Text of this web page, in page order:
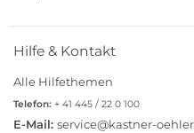
Hilfe & Kontakt
Alle Hilfethemen
Telefon: + 41 445 / 22 0 100
E-Mail: service@kastner-